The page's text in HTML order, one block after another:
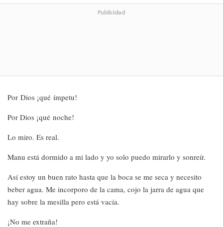
Publicidad
Por Dios ¡qué ímpetu!
Por Dios ¡qué noche!
Lo miro. Es real.
Manu está dormido a mi lado y yo solo puedo mirarlo y sonreír.
Así estoy un buen rato hasta que la boca se me seca y necesito
beber agua. Me incorporo de la cama, cojo la jarra de agua que
hay sobre la mesilla pero está vacía.
¡No me extraña!